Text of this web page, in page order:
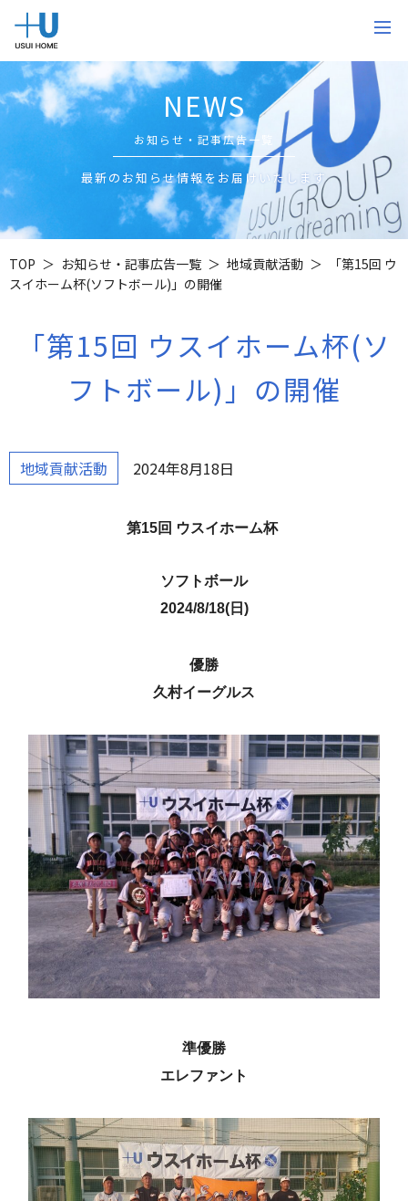
NEWS
お知らせ・記事広告一覧
最新のお知らせ情報をお届けいたします
TOP お知らせ・記事広告一覧 地域貢献活動
「第15回 ウ
スイホーム杯(ソフトボール)」の開催
「第15回 ウスイホーム杯(ソ
フトボール)」の開催
地域貢献活動 2024年8月18日
第15回 ウスイホーム杯
ソフトボール
2024/8/18(日)
優勝
久村イーグルス
準優勝
エレファント